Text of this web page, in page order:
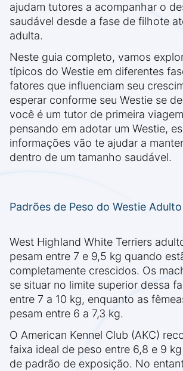
ajudam tutores a acompanhar o
saudável desde a fase de filhote
adulta.
Neste guia completo, vamos
típicos do Westie em diferentes
fatores que influenciam seu
esperar conforme seu Westie se
você é um tutor de primeira
pensando em adotar um Westie,
informações vão te ajudar a
dentro de um tamanho saudável.
Padrões de Peso do Westie Adulto
West Highland White Terriers
pesam entre 7 e 9,5 kg quando
completamente crescidos. Os
se situar no limite superior dessa
entre 7 a 10 kg, enquanto as
pesam entre 6 a 7,3 kg.
O American Kennel Club (AKC)
faixa ideal de peso entre 6,8 e 9
de padrão de exposição. No